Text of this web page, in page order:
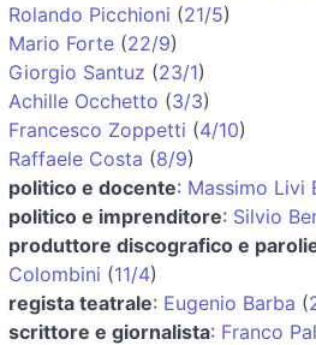
Rolando Picchioni (21/5)
Mario Forte (22/9)
Giorgio Santuz (23/1)
Achille Occhetto (3/3)
Francesco Zoppetti (4/10)
Raffaele Costa (8/9)
politico e docente: Massimo Livi
politico e imprenditore: Silvio
produttore discografico e
Colombini (11/4)
regista teatrale: Eugenio Barba (
scrittore e giornalista: Franco